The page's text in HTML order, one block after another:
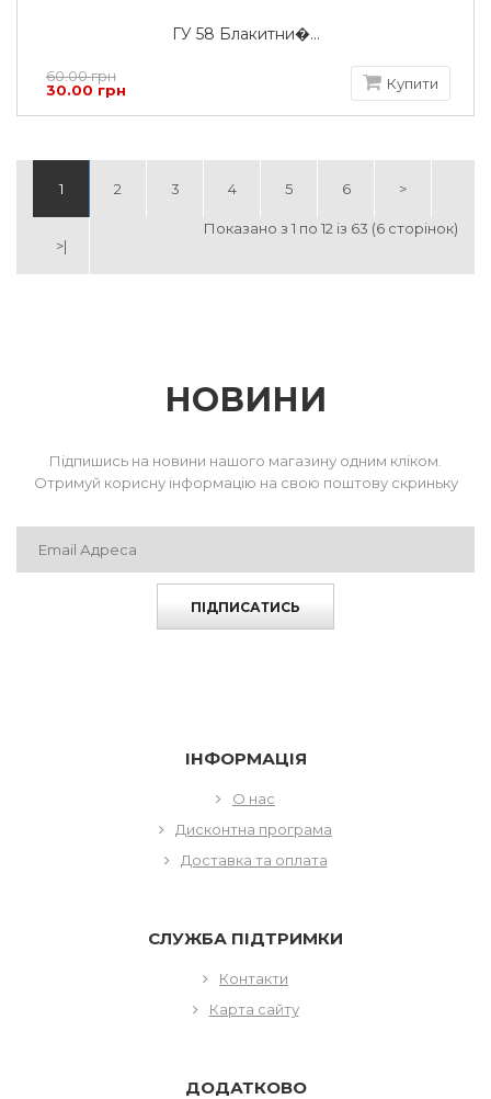
ГУ 58 Блакитни�...
60.00 грн
30.00 грн
Купити
1 2 3 4 5 6 >
>|
Показано з 1 по 12 із 63 (6 сторінок)
НОВИНИ
Підпишись на новини нашого магазину одним кліком.
Отримуй корисну інформацію на свою поштову скриньку
ПІДПИСАТИСЬ
ІНФОРМАЦІЯ
О нас
Дисконтна програма
Доставка та оплата
СЛУЖБА ПІДТРИМКИ
Контакти
Карта сайту
ДОДАТКОВО